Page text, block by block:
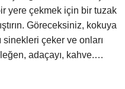
yere çekmek için bir tuzak
Göreceksiniz, kokuya
sinekleri çeker ve onları
adaçayı, kahve.…